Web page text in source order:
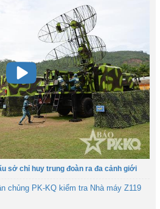
sở chỉ huy trung đoàn ra đa cảnh giới
chủng PK-KQ kiểm tra Nhà máy Z119